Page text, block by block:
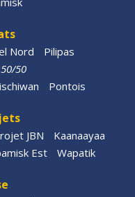
Nord
Pilipas
50
Pontois
JBN
Kaanaayaa
Est Wapatik